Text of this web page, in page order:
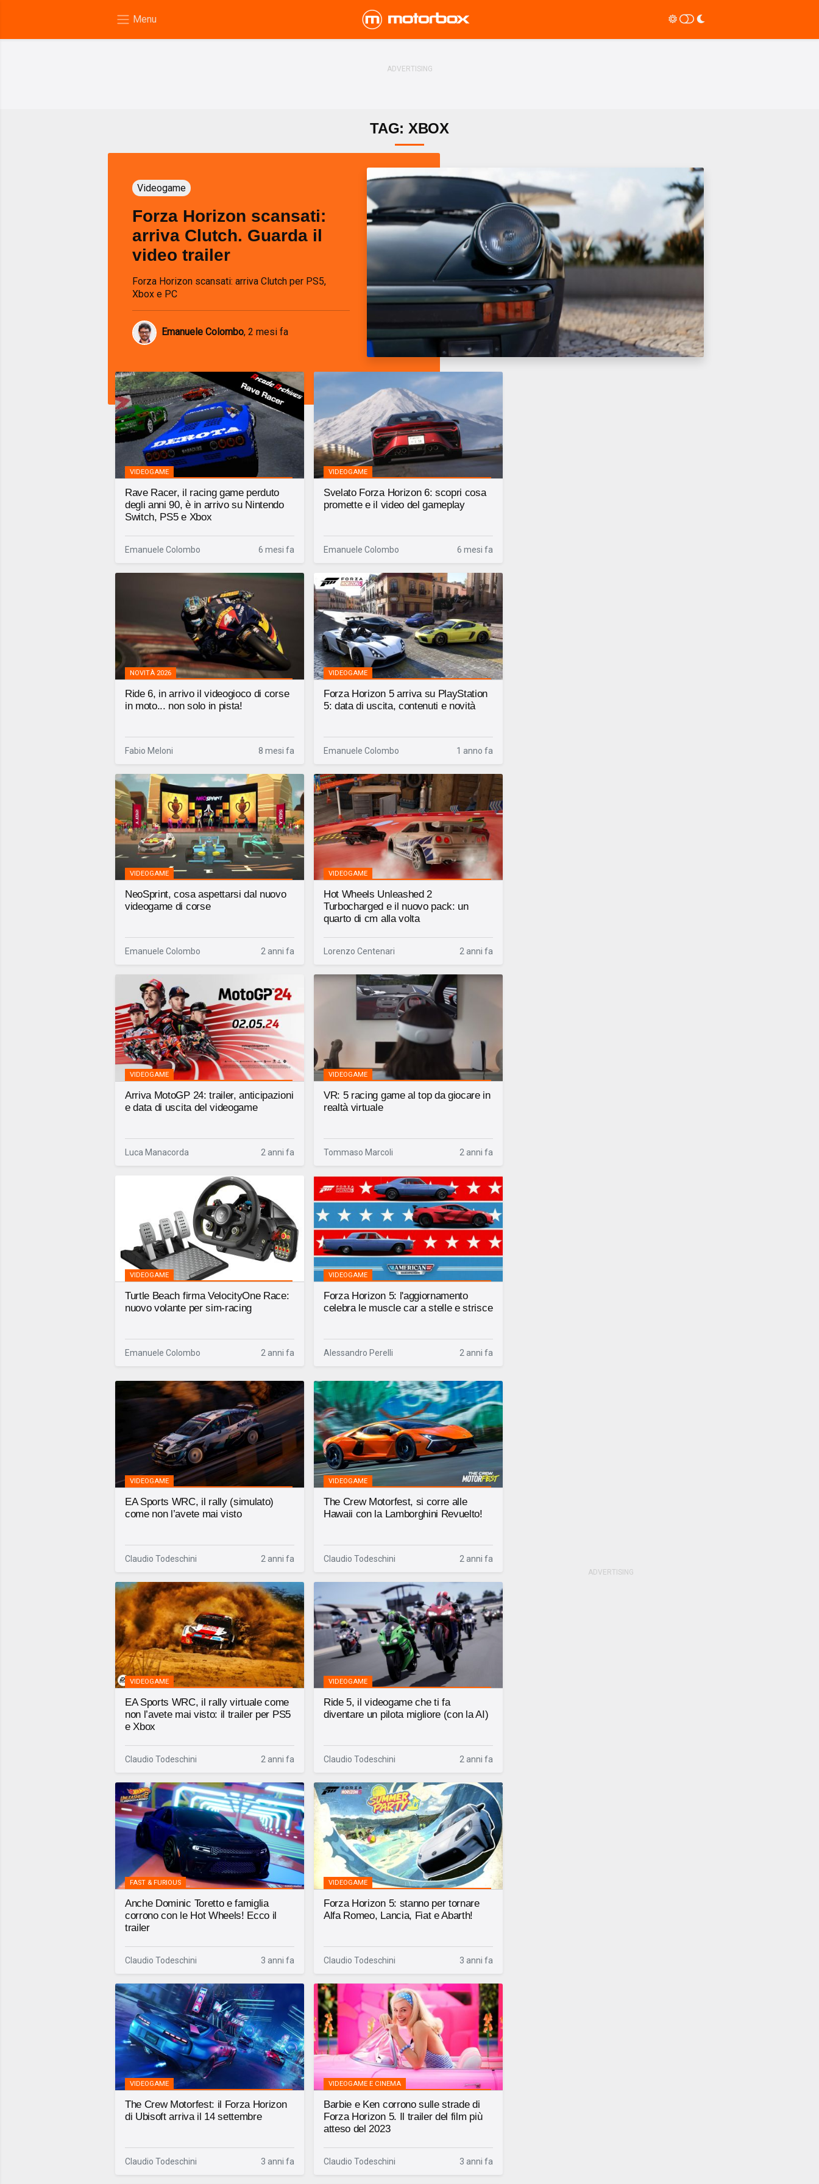
TAG: XBOX
Videogame
Forza Horizon scansati:
arriva Clutch. Guarda il
video trailer
Forza Horizon scansati: arriva Clutch per PS5,
Xbox e PC
Emanuele Colombo, 2 mesi fa
VIDEOGAME
Rave Racer, il racing game perduto
degli anni 90, è in arrivo su Nintendo
Switch, PS5 e Xbox
Emanuele Colombo 6 mesi fa
VIDEOGAME
Svelato Forza Horizon 6: scopri cosa
promette e il video del gameplay
Emanuele Colombo 6 mesi fa
NOVITÀ 2026
Ride 6, in arrivo il videogioco di corse
in moto... non solo in pista!
Fabio Meloni 8 mesi fa
VIDEOGAME
Forza Horizon 5 arriva su PlayStation
5: data di uscita, contenuti e novità
Emanuele Colombo 1 anno fa
VIDEOGAME
NeoSprint, cosa aspettarsi dal nuovo
videogame di corse
Emanuele Colombo 2 anni fa
VIDEOGAME
Hot Wheels Unleashed 2
Turbocharged e il nuovo pack: un
quarto di cm alla volta
Lorenzo Centenari 2 anni fa
VIDEOGAME
Arriva MotoGP 24: trailer, anticipazioni
e data di uscita del videogame
Luca Manacorda 2 anni fa
VIDEOGAME
VR: 5 racing game al top da giocare in
realtà virtuale
Tommaso Marcoli 2 anni fa
VIDEOGAME
Turtle Beach firma VelocityOne Race:
nuovo volante per sim-racing
Emanuele Colombo 2 anni fa
VIDEOGAME
Forza Horizon 5: l'aggiornamento
celebra le muscle car a stelle e strisce
Alessandro Perelli 2 anni fa
VIDEOGAME
EA Sports WRC, il rally (simulato)
come non l’avete mai visto
Claudio Todeschini 2 anni fa
VIDEOGAME
The Crew Motorfest, si corre alle
Hawaii con la Lamborghini Revuelto!
Claudio Todeschini 2 anni fa
VIDEOGAME
EA Sports WRC, il rally virtuale come
non l’avete mai visto: il trailer per PS5
e Xbox
Claudio Todeschini 2 anni fa
VIDEOGAME
Ride 5, il videogame che ti fa
diventare un pilota migliore (con la AI)
Claudio Todeschini 2 anni fa
FAST & FURIOUS
Anche Dominic Toretto e famiglia
corrono con le Hot Wheels! Ecco il
trailer
Claudio Todeschini 3 anni fa
VIDEOGAME
Forza Horizon 5: stanno per tornare
Alfa Romeo, Lancia, Fiat e Abarth!
Claudio Todeschini 3 anni fa
VIDEOGAME
The Crew Motorfest: il Forza Horizon
di Ubisoft arriva il 14 settembre
Claudio Todeschini 3 anni fa
VIDEOGAME E CINEMA
Barbie e Ken corrono sulle strade di
Forza Horizon 5. Il trailer del film più
atteso del 2023
Claudio Todeschini 3 anni fa